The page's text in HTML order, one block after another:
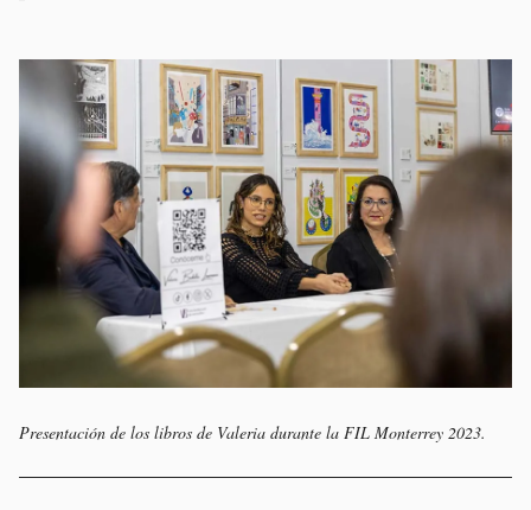
Presentación de los libros de Valeria durante la FIL Monterrey 2023.